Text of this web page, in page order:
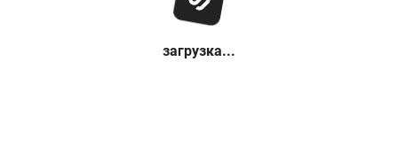
загрузка...